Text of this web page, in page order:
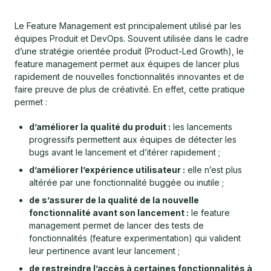
Le Feature Management est principalement utilisé par les
équipes Produit et DevOps. Souvent utilisée dans le cadre
d’une stratégie orientée produit (Product-Led Growth), le
feature management permet aux équipes de lancer plus
rapidement de nouvelles fonctionnalités innovantes et de
faire preuve de plus de créativité. En effet, cette pratique
permet :
d’améliorer la qualité du produit : les lancements
progressifs permettent aux équipes de détecter les
bugs avant le lancement et d’itérer rapidement ;
d’améliorer l’expérience utilisateur : elle n’est plus
altérée par une fonctionnalité buggée ou inutile ;
de s’assurer de la qualité de la nouvelle
fonctionnalité avant son lancement : le feature
management permet de lancer des tests de
fonctionnalités (feature experimentation) qui valident
leur pertinence avant leur lancement ;
de restreindre l’accès à certaines fonctionnalités à